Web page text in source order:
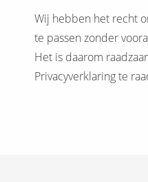
Wij hebben het recht
te passen zonder
Het is daarom
Privacyverklaring te